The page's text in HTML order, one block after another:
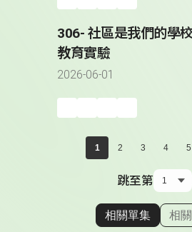
306- 社區是我們的學
教育實驗
2026-06-01
1 2 3 4 5
跳至第
顯示
相關單集 相